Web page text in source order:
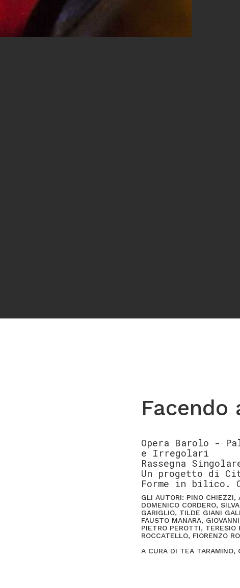
Facendo
Opera Barolo -
e Irregolari
Rassegna
Un progetto di
Forme in bilico.
GLI AUTORI: PINO CHIEZZI,
DOMENICO CORDERO,
GARIGLIO, TILDE GIANI
FAUSTO MANARA,
PIETRO PEROTTI, TERESIO
ROCCATELLO, FIORENZO
A CURA DI TEA TARAMINO,